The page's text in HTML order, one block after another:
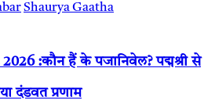
Shaurya Gaatha
:कौन हैं के पजानिवेल? पद्मश्री से
दंडवत प्रणाम